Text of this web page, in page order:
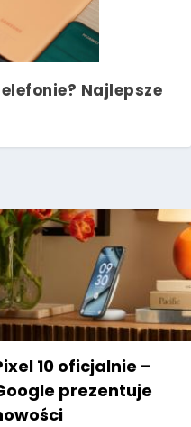
Najlepsze
10 oficjalnie –
prezentuje